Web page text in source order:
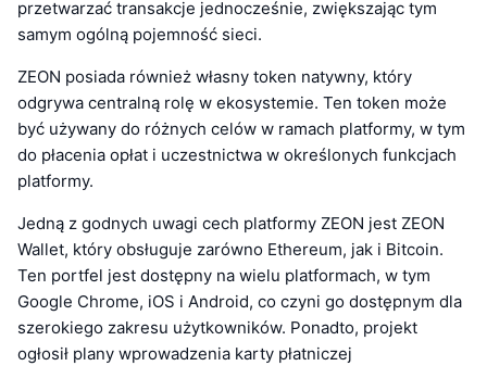
przetwarzać transakcje jednocześnie, zwiększając tym
samym ogólną pojemność sieci.
ZEON posiada również własny token natywny, który
odgrywa centralną rolę w ekosystemie. Ten token może
być używany do różnych celów w ramach platformy, w tym
do płacenia opłat i uczestnictwa w określonych funkcjach
platformy.
Jedną z godnych uwagi cech platformy ZEON jest ZEON
Wallet, który obsługuje zarówno Ethereum, jak i Bitcoin.
Ten portfel jest dostępny na wielu platformach, w tym
Google Chrome, iOS i Android, co czyni go dostępnym dla
szerokiego zakresu użytkowników. Ponadto, projekt
ogłosił plany wprowadzenia karty płatniczej